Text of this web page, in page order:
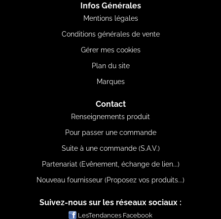
Infos Générales
Mentions légales
Conditions générales de vente
Gérer mes cookies
Plan du site
Marques
Contact
Renseignements produit
Pour passer une commande
Suite à une commande (S.A.V.)
Partenariat (Evênement, échange de lien...)
Nouveau fournisseur (Proposez vos produits...)
Suivez-nous sur les réseaux sociaux :
LesTendances Facebook